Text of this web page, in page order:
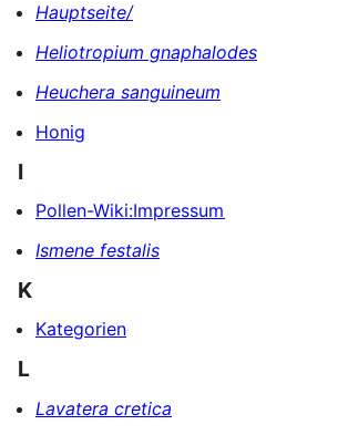
Hauptseite/
Heliotropium gnaphalodes
Heuchera sanguineum
Honig
I
Pollen-Wiki:Impressum
Ismene festalis
K
Kategorien
L
Lavatera cretica